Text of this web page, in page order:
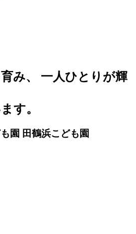
み、 一人ひとりが輝
す。
園 田鶴浜こども園